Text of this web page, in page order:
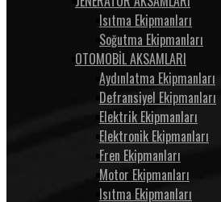
Isıtma Ekipmanları
Soğutma Ekipmanları
OTOMOBİL AKSAMLARI
Aydınlatma Ekipmanları
Defransiyel Ekipmanları
Elektrik Ekipmanları
Elektronik Ekipmanları
Fren Ekipmanları
Motor Ekipmanları
Isıtma Ekipmanları